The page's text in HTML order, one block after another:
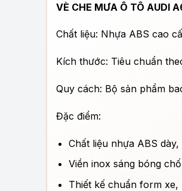
VÈ CHE MƯA Ô TÔ AUDI
Chất liệu: Nhựa ABS cao
Kích thước: Tiêu chuẩn
Quy cách: Bộ sản phẩm
Đặc điểm:
Chất liệu nhựa ABS
Viền inox sáng bóng
Thiết kế chuẩn form